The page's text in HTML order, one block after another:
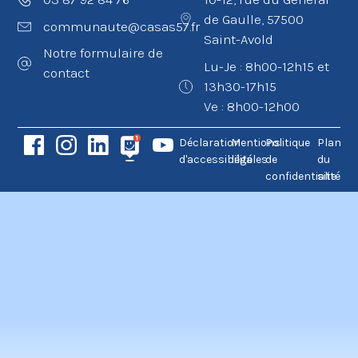
communaute@casas57.fr
Notre formulaire de
contact
de Gaulle, 57500
Saint-Avold
Lu-Je : 8h00-12h15 et
13h30-17h15
Ve : 8h00-12h00
Déclaration
d'accessibilité
Mentions
légales
Politique
de
confidentialité
Plan
du
site